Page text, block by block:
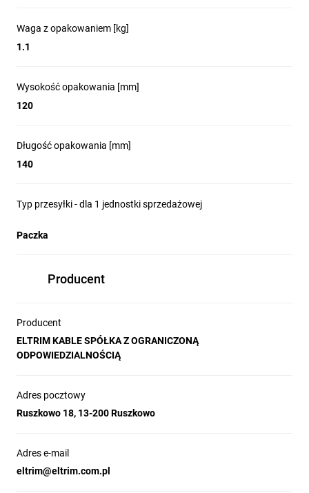
Waga z opakowaniem [kg]
1.1
Wysokość opakowania [mm]
120
Długość opakowania [mm]
140
Typ przesyłki - dla 1 jednostki sprzedażowej
Paczka
Producent
Producent
ELTRIM KABLE SPÓŁKA Z OGRANICZONĄ
ODPOWIEDZIALNOŚCIĄ
Adres pocztowy
Ruszkowo 18, 13-200 Ruszkowo
Adres e-mail
eltrim@eltrim.com.pl